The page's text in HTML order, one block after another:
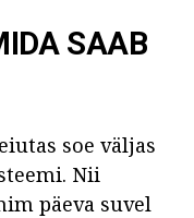
SAAB
soe väljas
Nii
päeva suvel